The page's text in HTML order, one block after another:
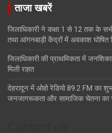
ताजा खबरें
जिलाधिकारी ने कक्षा 1 से 12 तक के
तथा आंगनबाड़ी केंद्रों में अवकाश घोषित
जिलाधिकारी की प्राथमिकता में
मिली राहत
देहरादून में ओहो रेडियो 89.2 FM का
जनजागरूकता और सामाजिक चेतना का